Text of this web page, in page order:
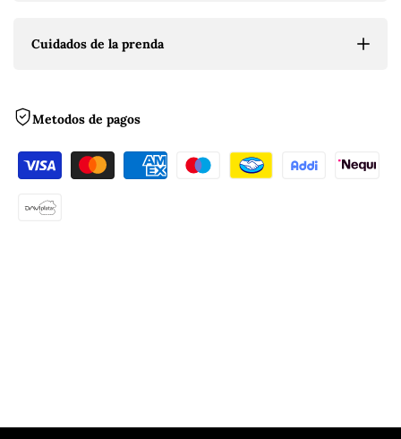
Cuidados de la prenda
Metodos de pagos